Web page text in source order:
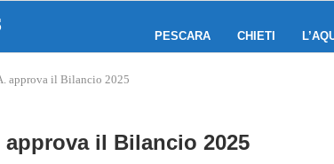
PESCARA CHIETI
approva il Bilancio 2025
il Bilancio 2025